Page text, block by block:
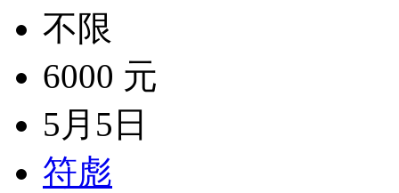
不限
6000 元
5月5日
符彪